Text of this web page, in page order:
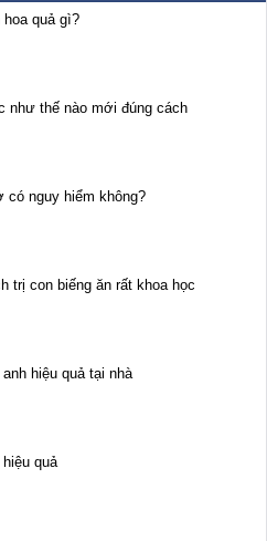
hoa quả gì?
như thế nào mới đúng cách
có nguy hiểm không?
trị con biếng ăn rất khoa học
hiệu quả tại nhà
quả